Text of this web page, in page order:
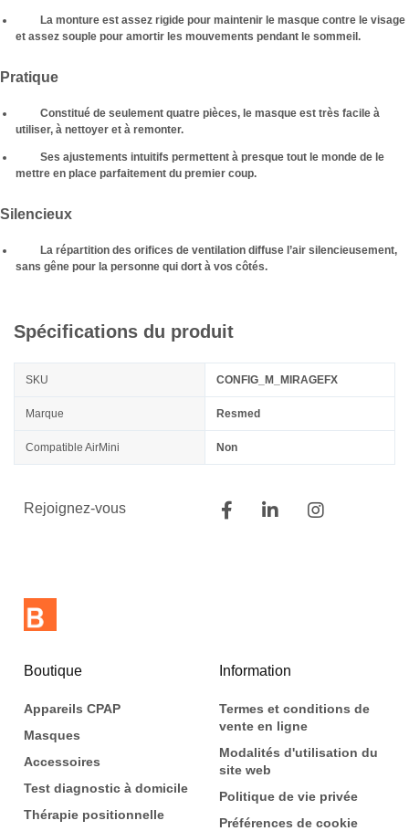
La monture est assez rigide pour maintenir le masque contre le visage
et assez souple pour amortir les mouvements pendant le sommeil.
Pratique
Constitué de seulement quatre pièces, le masque est très facile à
utiliser, à nettoyer et à remonter.
Ses ajustements intuitifs permettent à presque tout le monde de le
mettre en place parfaitement du premier coup.
Silencieux
La répartition des orifices de ventilation diffuse l’air silencieusement,
sans gêne pour la personne qui dort à vos côtés.
Spécifications du produit
SKU CONFIG_M_MIRAGEFX
Marque Resmed
Compatible AirMini Non
Rejoignez-vous
Boutique
Appareils CPAP
Masques
Accessoires
Test diagnostic à domicile
Thérapie positionnelle
Information
Termes et conditions de
vente en ligne
Modalités d'utilisation du
site web
Politique de vie privée
Préférences de cookie